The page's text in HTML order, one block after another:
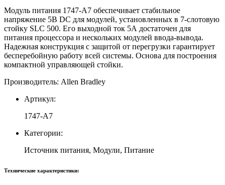
1747-
A7
|
5В
5А
для
SLC
Модуль питания 1747-A7 обеспечивает стабильное
напряжение 5В DC для модулей, установленных в 7-слотовую
стойку SLC 500. Его выходной ток 5А достаточен для
питания процессора и нескольких модулей ввода-вывода.
Надежная конструкция с защитой от перегрузки гарантирует
бесперебойную работу всей системы. Основа для построения
компактной управляющей стойки.
Производитель: Allen Bradley
Артикул:
1747-A7
Категории:
Источник питания, Модули, Питание
Технические характеристики: